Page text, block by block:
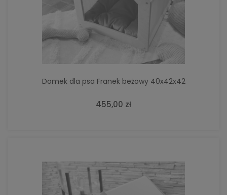
Domek dla psa Franek beżowy 40x42x42
455,00 zł